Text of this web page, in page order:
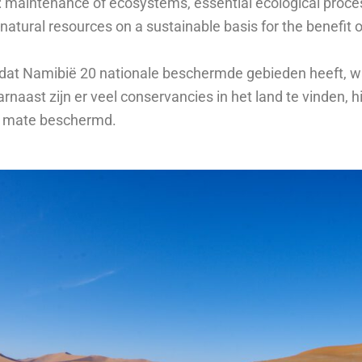
resources on a sustainable basis for the benefit
Namibië 20 nationale beschermde gebieden heeft,
zijn er veel conservancies in het land te vinden,
beschermd.